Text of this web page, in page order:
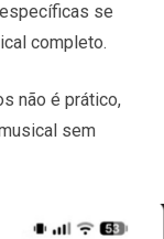
se
completo.
não é prático,
sem